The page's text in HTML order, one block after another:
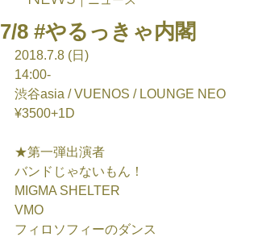
7/8 #やるっきゃ内閣
2018.7.8 (日)
14:00-
渋谷asia / VUENOS / LOUNGE NEO
¥3500+1D
★第一弾出演者
バンドじゃないもん！
MIGMA SHELTER
VMO
フィロソフィーのダンス